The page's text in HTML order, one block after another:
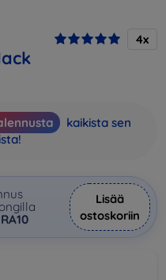
4x
kaikista sen
Lisää
ostoskoriin